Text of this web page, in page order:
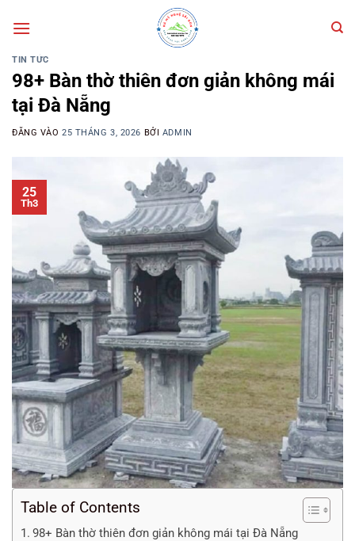
qua
TIN TỨC
98+ Bàn thờ thiên đơn giản không mái
tại Đà Nẵng
ĐĂNG VÀO25 THÁNG 3, 2026 BỞI ADMIN
25
Th3
Table of Contents
98+ Bàn thờ thiên đơn giản không mái tại Đà Nẵng